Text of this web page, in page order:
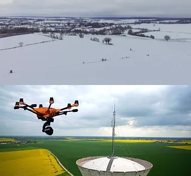
Photographie et vidéo
aérienne
Nous réalisons pour vous vos photos